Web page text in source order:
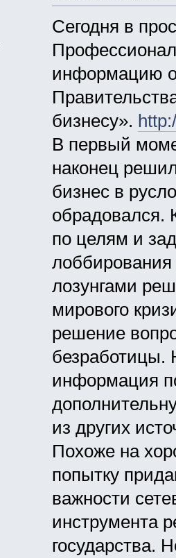
Сегодня в
информацию о
бизнесу».
В первый
наконец
бизнес в
обрадовался.
по целям и
лозунгами
мирового
решение
безработицы.
информация
из других
Похоже на
попытку
важности
инструмента
государства.